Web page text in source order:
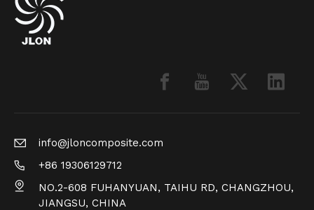
info@jloncomposite.com
+86 19306129712
NO.2-608 FUHANYUAN, TAIHU RD, CHANGZHOU,
JIANGSU, CHINA